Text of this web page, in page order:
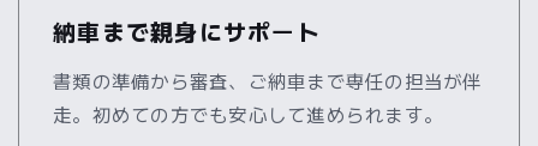
納車まで親身にサポート
書類の準備から審査、ご納車まで専任の担当が伴
走。初めての方でも安心して進められます。